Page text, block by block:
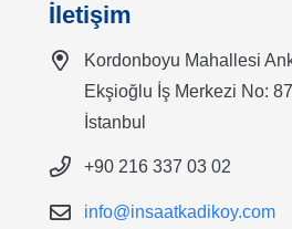
İletişim
Kordonboyu Mahallesi
Ekşioğlu İş Merkezi No:
İstanbul
+90 216 337 03 02
info@insaatkadikoy.com